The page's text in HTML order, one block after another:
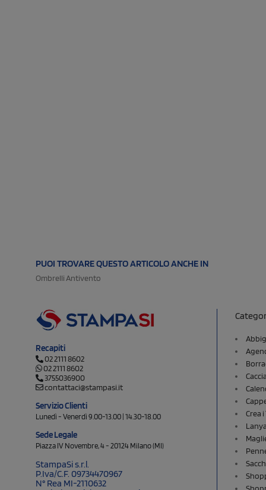
PUOI TROVARE QUESTO ARTICOLO ANCHE IN
Ombrelli Antivento
Recapiti
02 2111 8602
02 2111 8602
3755036900
contattaci@stampasi.it
Servizio Clienti
Lunedì - Venerdì 9.00-13.00 | 14.30-18.00
Sede Legale
Piazza IV Novembre, 4 - 20124 Milano (MI)
StampaSi s.r.l.
P.Iva/C.F. 09734470967
N° Rea MI-2110632
Crea